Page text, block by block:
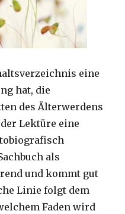
eine
hat, die
des Älterwerdens
Lektüre eine
als
und kommt gut
Linie folgt dem
Faden wird